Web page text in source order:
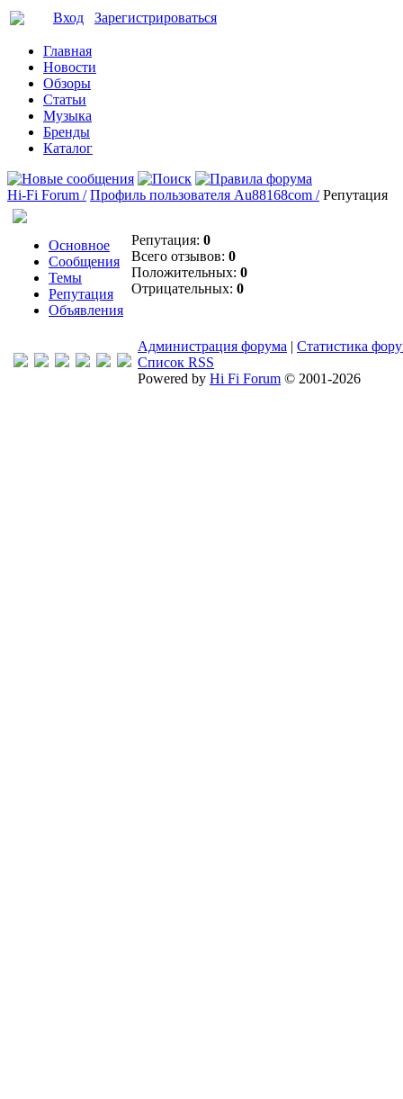
Вход Зарегистрироваться
Главная
Новости
Обзоры
Статьи
Музыка
Бренды
Каталог
Hi-Fi Forum / Профиль пользователя Au88168com / Репутация
Основное
Сообщения
Темы
Репутация
Объявления
Репутация: 0
Всего отзывов: 0
Положительных: 0
Отрицательных: 0
Администрация форума | Статистика
Список RSS
Powered by Hi Fi Forum © 2001-2026